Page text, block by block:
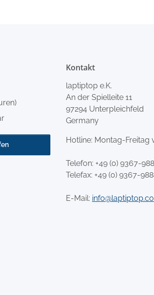
Kontakt
laptiptop e.K.
An der Spielleite 11
97294 Unterpleichfeld
Germany
Hotline: Montag-Freitag
Telefon: +49 (0) 9367-
Telefax: +49 (0) 9367-
E-Mail: